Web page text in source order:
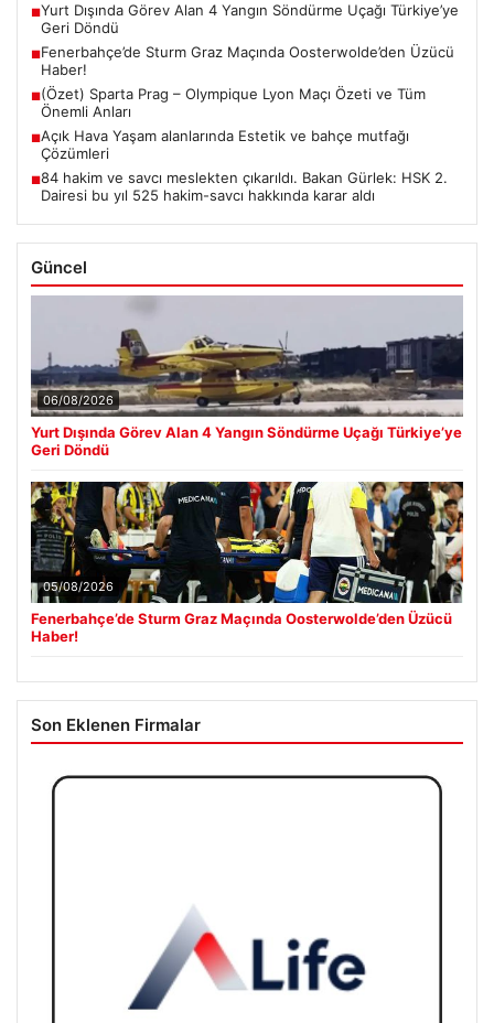
■Yurt Dışında Görev Alan 4 Yangın Söndürme Uçağı Türkiye’ye
Geri Döndü
■Fenerbahçe’de Sturm Graz Maçında Oosterwolde’den Üzücü
Haber!
■(Özet) Sparta Prag – Olympique Lyon Maçı Özeti ve Tüm
Önemli Anları
■Açık Hava Yaşam alanlarında Estetik ve bahçe mutfağı
Çözümleri
■84 hakim ve savcı meslekten çıkarıldı. Bakan Gürlek: HSK 2.
Dairesi bu yıl 525 hakim-savcı hakkında karar aldı
Güncel
06/08/2026
Yurt Dışında Görev Alan 4 Yangın Söndürme Uçağı Türkiye’ye
Geri Döndü
05/08/2026
Fenerbahçe’de Sturm Graz Maçında Oosterwolde’den Üzücü
Haber!
Son Eklenen Firmalar